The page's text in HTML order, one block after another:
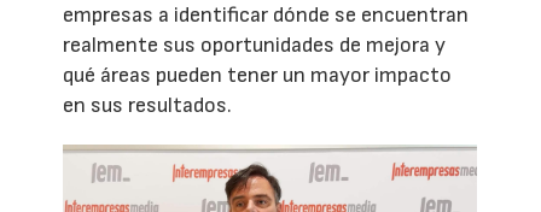
empresas a identificar dónde se encuentran
realmente sus oportunidades de mejora y
qué áreas pueden tener un mayor impacto
en sus resultados.